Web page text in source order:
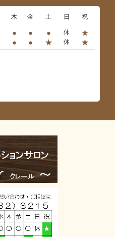
木 金 土 日 祝
● ● ● 休 ★
● ● ★ 休 ★